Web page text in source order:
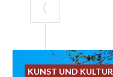
KUNST UND KULTUR